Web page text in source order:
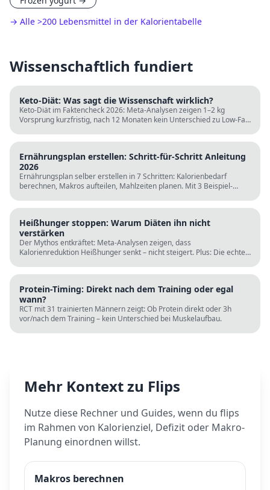
→ Alle >200 Lebensmittel in der Kalorientabelle
Wissenschaftlich fundiert
Keto-Diät: Was sagt die Wissenschaft wirklich?
Keto-Diät im Faktencheck 2026: Meta-Analysen zeigen 1–2 kg
Vorsprung kurzfristig, nach 12 Monaten kein Unterschied zu Low-Fat.
Ernährungsplan erstellen: Schritt-für-Schritt Anleitung
2026
Ernährungsplan selber erstellen in 7 Schritten: Kalorienbedarf
berechnen, Makros aufteilen, Mahlzeiten planen. Mit 3 Beispiel-
Heißhunger stoppen: Warum Diäten ihn nicht
verstärken
Der Mythos entkräftet: Meta-Analysen zeigen, dass
Kalorienreduktion Heißhunger senkt – nicht steigert. Plus: Die echten
Protein-Timing: Direkt nach dem Training oder egal
wann?
RCT mit 31 trainierten Männern zeigt: Ob Protein direkt oder 3h
vor/nach dem Training – kein Unterschied bei Muskelaufbau.
Mehr Kontext zu Flips
Nutze diese Rechner und Guides, wenn du flips
im Rahmen von Kalorienziel, Defizit oder Makro-
Planung einordnen willst.
Makros berechnen